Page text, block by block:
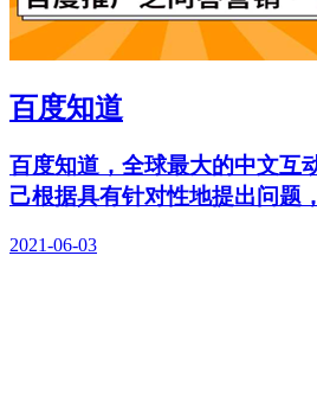
百度知道
百度知道，全球最大的中文互
己根据具有针对性地提出问题
2021-06-03